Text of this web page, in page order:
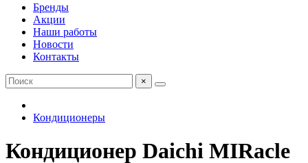
Бренды
Акции
Наши работы
Новости
Контакты
×
Кондиционеры
Кондиционер Daichi MIRacle